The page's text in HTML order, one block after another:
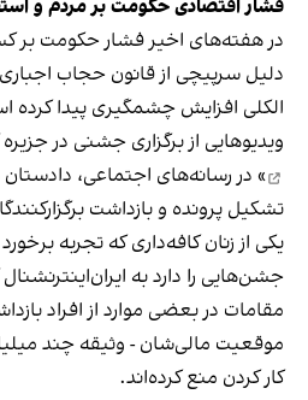
فشار اقتصادی حکومت بر مردم و
در هفته‌های اخیر فشار حکومت بر
دلیل سرپیچی از قانون حجاب
الکلی افزایش چشمگیری پیدا کرده
ویدیوهایی از برگزاری جشنی در
» در رسانه‌های اجتماعی،
تشکیل پرونده و بازداشت
یکی از زنان کافه‌داری که تجربه
جشن‌هایی را دارد به
مقامات در بعضی موارد از افراد
موقعیت مالی‌شان - وثیقه چند
کار کردن منع کرده‌اند.